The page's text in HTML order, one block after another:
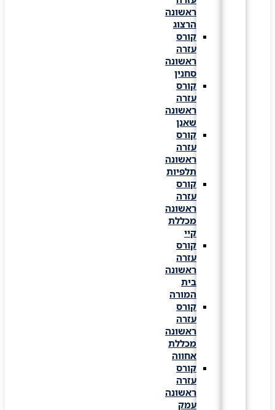
ראשונה
הרצוג
קורס
עזרה
ראשונה
סחנין
קורס
עזרה
ראשונה
קורס
עזרה
ראשונה
תלפיות
קורס
עזרה
ראשונה
מכללת
קורס
עזרה
ראשונה
המורה
קורס
עזרה
ראשונה
מכללת
אחווה
קורס
עזרה
ראשונה